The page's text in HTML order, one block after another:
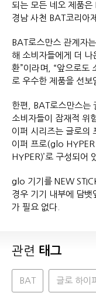
되는 모든 네오 제품은
경남 사천 BAT코리아
BAT로스만스 관계자
해 소비자들에게 더 나
환”이라며, “앞으로도
로 우수한 제품을 선보
한편, BAT로스만스는
소비자들이 잠재적 위
이퍼 시리즈는 글로의
이퍼 프로(glo
HYPER)’로 구성되어
glo 기기를 NEW
경우 기기 내부에 담
가 필요 없다.
관련 태그
BAT 글로 하이